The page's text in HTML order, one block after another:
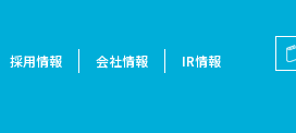
採用情報 会社情報 IR情報